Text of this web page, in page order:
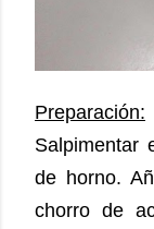
Preparación:
Salpimentar
de horno.
chorro de